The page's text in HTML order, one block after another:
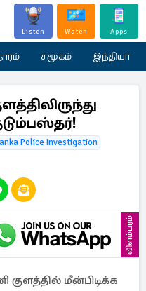
Listen Watch Apps
சமூகம் இந்தியா
Police Investigation
விளம்பரம்
மீன்பிடிக்க